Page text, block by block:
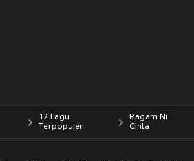
12 Lagu
Terpopuler
Ragam Ni
Cinta